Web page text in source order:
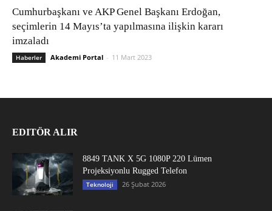
Cumhurbaşkanı ve AKP Genel Başkanı Erdoğan,
seçimlerin 14 Mayıs’ta yapılmasına ilişkin kararı
imzaladı
Haberler Akademi Portal - 11 Mart 2023
EDITÖR ALIR
8849 TANK X 5G 1080P 220 Lümen
Projeksiyonlu Rugged Telefon
Teknoloji 26 Şubat 2026